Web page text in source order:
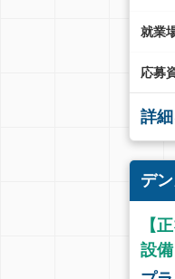
就業
応募
詳
デ
【
設